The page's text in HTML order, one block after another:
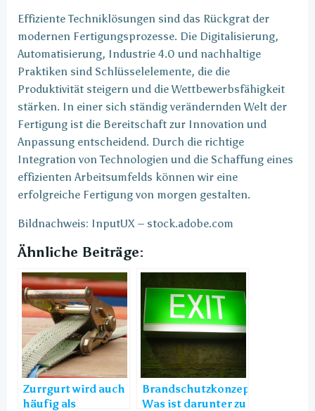
Effiziente Techniklösungen sind das Rückgrat der
modernen Fertigungsprozesse. Die Digitalisierung,
Automatisierung, Industrie 4.0 und nachhaltige
Praktiken sind Schlüsselelemente, die die
Produktivität steigern und die Wettbewerbsfähigkeit
stärken. In einer sich ständig verändernden Welt der
Fertigung ist die Bereitschaft zur Innovation und
Anpassung entscheidend. Durch die richtige
Integration von Technologien und die Schaffung eines
effizienten Arbeitsumfelds können wir eine
erfolgreiche Fertigung von morgen gestalten.
Bildnachweis: InputUX – stock.adobe.com
Ähnliche Beiträge:
Zurrgurt wird auch
häufig als
Brandschutzkonzept –
Was ist darunter zu